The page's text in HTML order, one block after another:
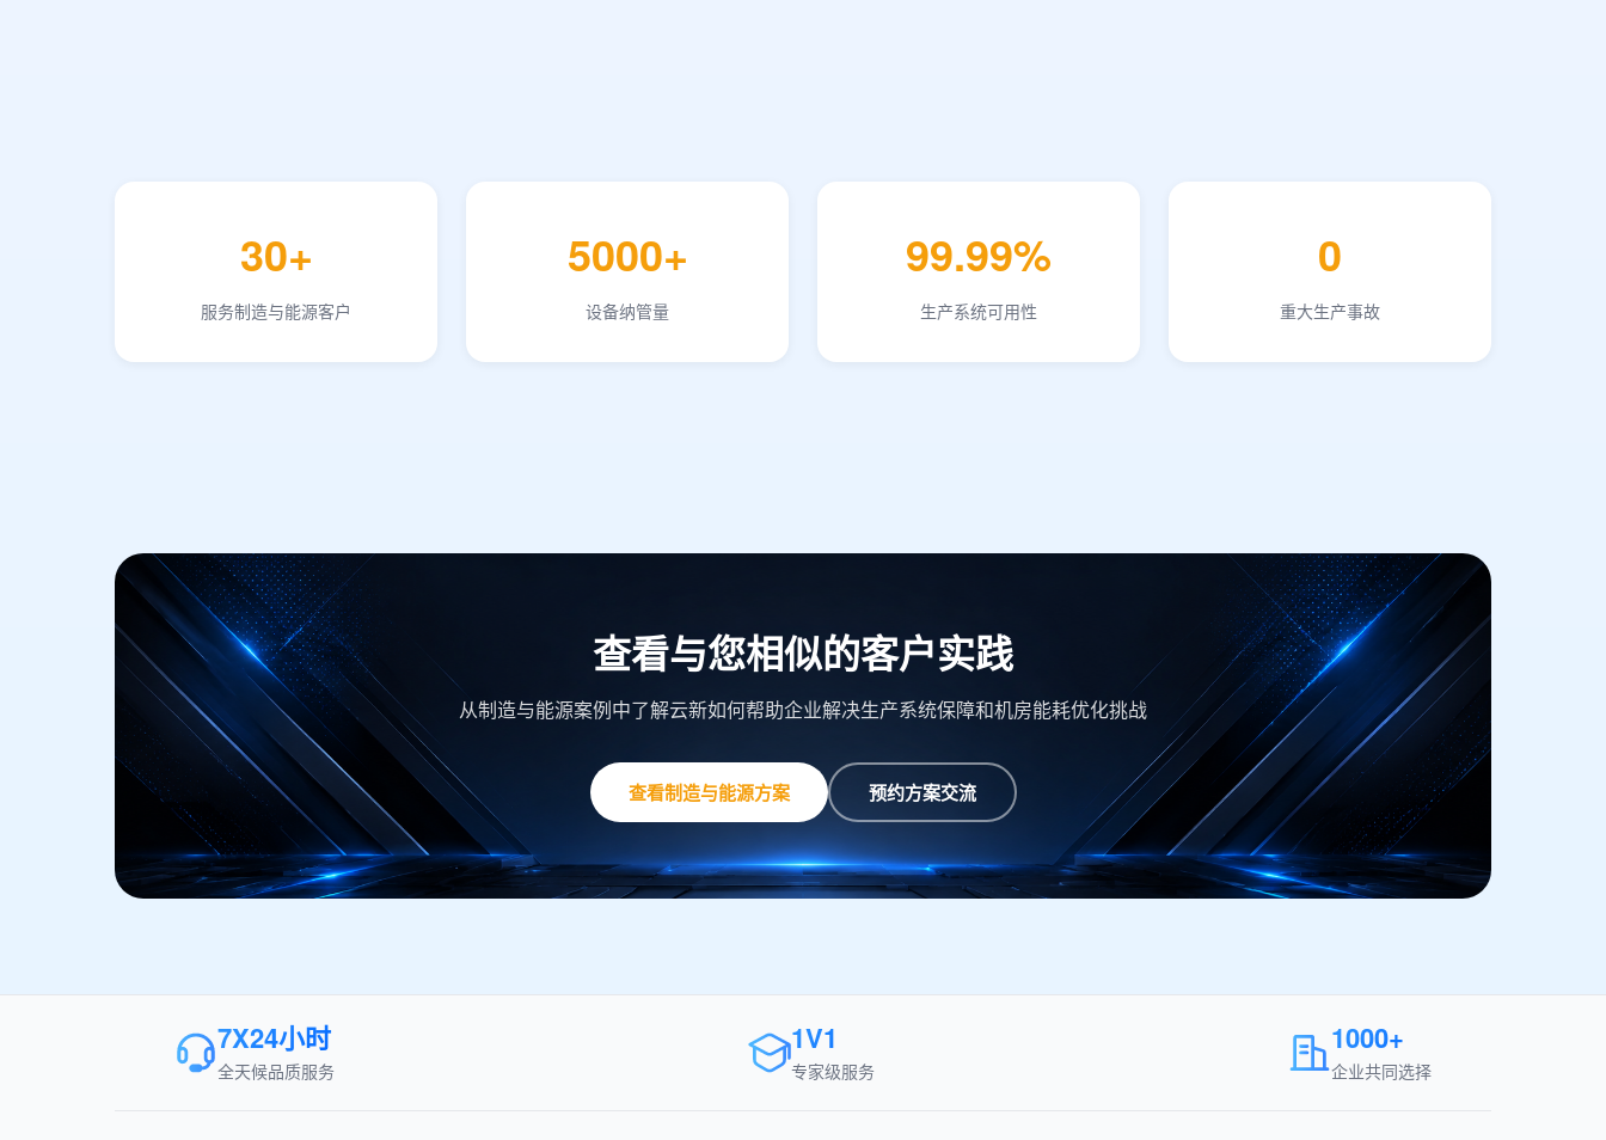
30+
服务制造与能源客户
5000+
设备纳管量
99.99%
生产系统可用性
0
重大生产事故
查看与您相似的客户实践
从制造与能源案例中了解云新如何帮助企业解决生产系统保障和机房能耗优化挑战
查看制造与能源方案 预约方案交流
7X24小时
全天候品质服务
1V1
专家级服务
1000+
企业共同选择